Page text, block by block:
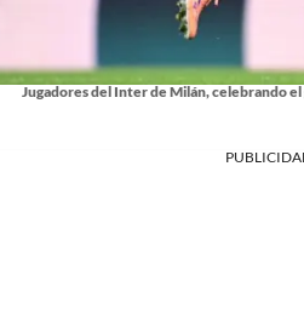
Jugadores del Inter de Milán, celebrando el